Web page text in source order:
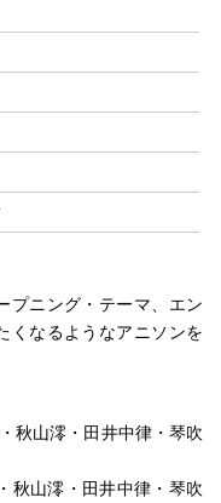
プニング・テーマ、エン
くなるようなアニソンを
秋山澪・田井中律・琴吹
秋山澪・田井中律・琴吹